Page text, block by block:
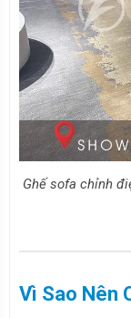
Ghế sofa chỉnh
Vì Sao Nên